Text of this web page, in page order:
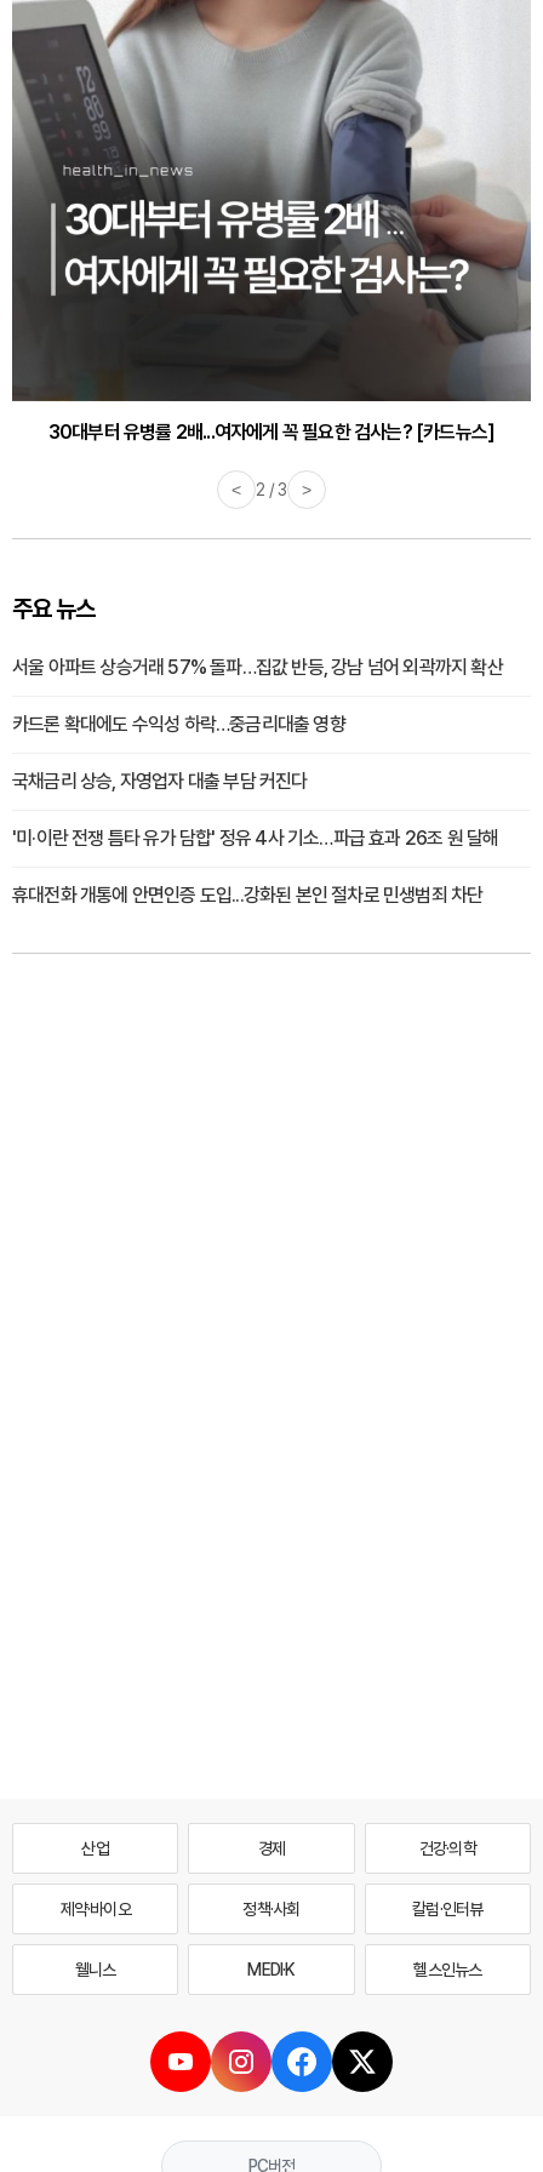
30대부터 유병률 2배...여자에게 꼭 필요한 검사는? [카드뉴스]
< 2 / 3 >
주요 뉴스
서울 아파트 상승거래 57% 돌파…집값 반등, 강남 넘어 외곽까지 확산
카드론 확대에도 수익성 하락…중금리대출 영향
국채금리 상승, 자영업자 대출 부담 커진다
'미·이란 전쟁 틈타 유가 담합' 정유 4사 기소…파급 효과 26조 원 달해
휴대전화 개통에 안면인증 도입...강화된 본인 절차로 민생범죄 차단
산업 경제 건강·의학
제약·바이오 정책·사회 칼럼·인터뷰
웰니스 MEDI·K 헬스인뉴스
PC버전